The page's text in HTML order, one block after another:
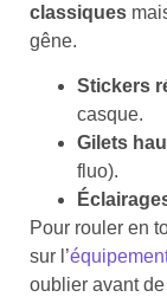
classiques
gêne.
Stickers
casque.
Gilets
fluo).
Pour rouler en
sur l’
oublier avant de